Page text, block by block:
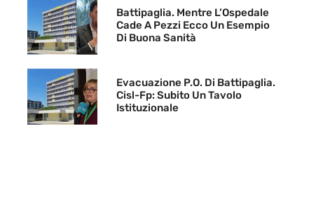
Battipaglia. Mentre L’Ospedale
Cade A Pezzi Ecco Un Esempio
Di Buona Sanità
Evacuazione P.O. Di Battipaglia.
Cisl-Fp: Subito Un Tavolo
Istituzionale